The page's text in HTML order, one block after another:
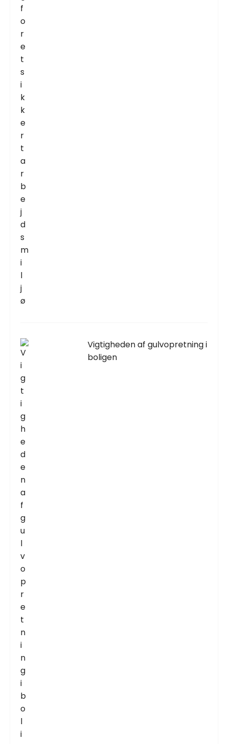
Vigtigheden af gulvopretning i
boligen